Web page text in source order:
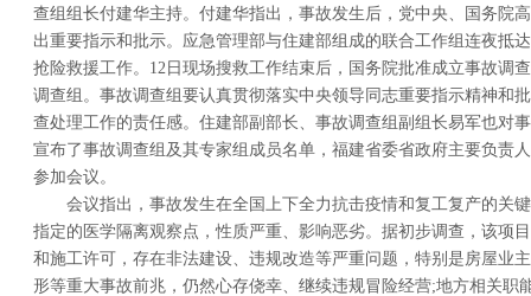
查组组长付建华主持。付建华指出，事故发生后，党中央、国务院
出重要指示和批示。应急管理部与住建部组成的联合工作组连夜抵
抢险救援工作。12日现场搜救工作结束后，国务院批准成立事故调
调查组。事故调查组要认真贯彻落实中央领导同志重要指示精神和
查处理工作的责任感。住建部副部长、事故调查组副组长易军也对
宣布了事故调查组及其专家组成员名单，福建省委省政府主要负责
参加会议。
会议指出，事故发生在全国上下全力抗击疫情和复工复产的关
指定的医学隔离观察点，性质严重、影响恶劣。据初步调查，该项
和施工许可，存在非法建设、违规改造等严重问题，特别是房屋业
形等重大事故前兆，仍然心存侥幸、继续违规冒险经营;地方相关职